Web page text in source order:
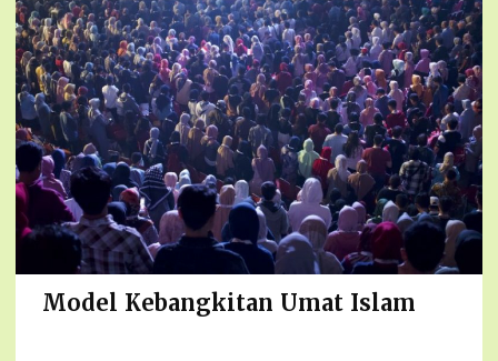
Model Kebangkitan Umat Islam